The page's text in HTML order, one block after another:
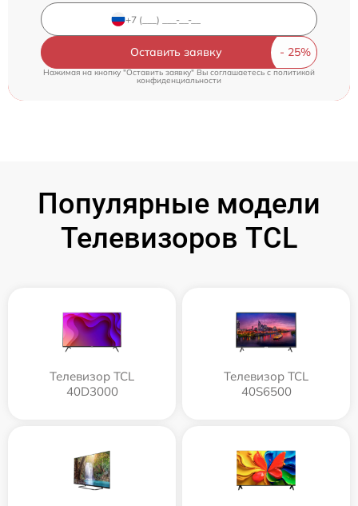
Оставить заявку
Нажимая на кнопку "Оставить заявку" Вы соглашаетесь cполитикой
конфиденциальности
Популярные модели
Телевизоров TCL
Телевизор TCL
40D3000
Телевизор TCL
40S6500